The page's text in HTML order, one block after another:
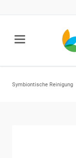
Symbiontische Reinigung